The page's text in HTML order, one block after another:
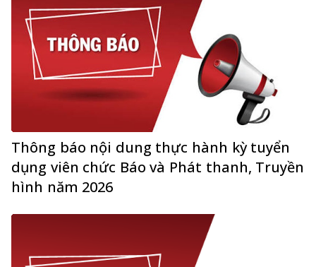
Thông báo nội dung thực hành kỳ tuyển
dụng viên chức Báo và Phát thanh, Truyền
hình năm 2026